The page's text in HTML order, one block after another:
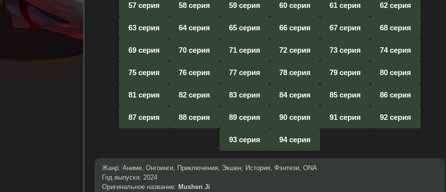
57 серия 58 серия 59 серия 60 серия 61 серия 62 серия
63 серия 64 серия 65 серия 66 серия 67 серия 68 серия
69 серия 70 серия 71 серия 72 серия 73 серия 74 серия
75 серия 76 серия 77 серия 78 серия 79 серия 80 серия
81 серия 82 серия 83 серия 84 серия 85 серия 86 серия
87 серия 88 серия 89 серия 90 серия 91 серия 92 серия
93 серия 94 серия
Жанр: Аниме, Онгоинги, Приключения, Экшен, История, Фэнтези, ONA
Год выпуска: 2024
Оригинальное название: Mushen Ji